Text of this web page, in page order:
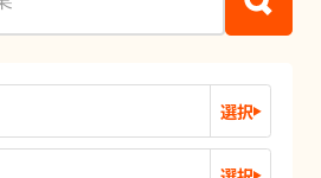
選択